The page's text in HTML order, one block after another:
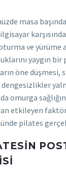
masa
ve yürüme
yaygın
öne düşmesi,
omurga
etkileyen
pilates